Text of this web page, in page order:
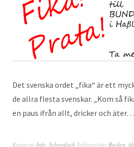
Det svenska ordet „fika“ är ett
de allra flesta svenskar. „Kom så
en paus ifrån allt, dricker och äter…
Kategorie Info Schwedisch Schlagwörter Backen